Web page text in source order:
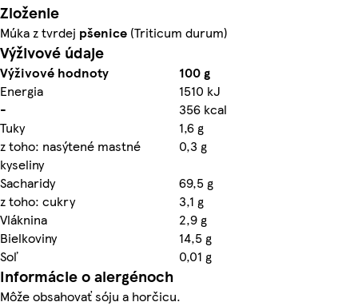
Zloženie
Múka z tvrdej pšenice (Triticum durum)
Výživové údaje
Výživové hodnoty
100 g
Energia
1510 kJ
-
356 kcal
Tuky
1,6 g
z toho: nasýtené mastné
kyseliny
0,3 g
Sacharidy
69,5 g
z toho: cukry
3,1 g
Vláknina
2,9 g
Bielkoviny
14,5 g
Soľ
0,01 g
Informácie o alergénoch
Môže obsahovať sóju a horčicu.